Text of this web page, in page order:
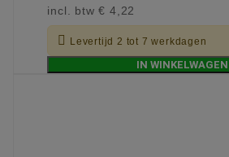
incl. btw€ 4,22
 Levertijd 2 tot 7 werkdagen
IN WINKELWAGEN